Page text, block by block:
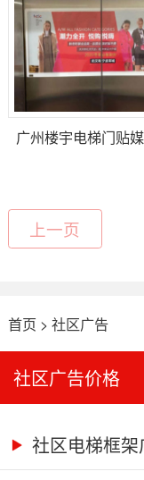
广州楼宇电梯门贴
上一页
首页 > 社区广告
社区广告价格
社区电梯框